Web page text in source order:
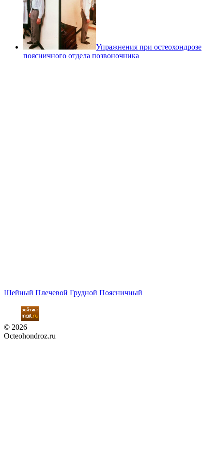
Упражнения при остеохондрозе
поясничного отдела позвоночника
Шейный Плечевой Грудной Поясничный
© 2026
Octeohondroz.ru